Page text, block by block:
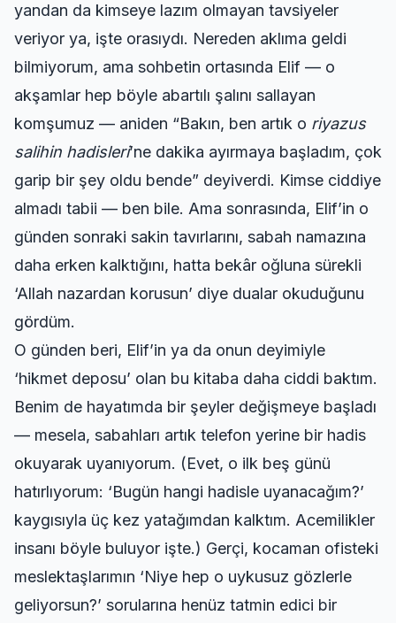
yandan da kimseye lazım olmayan tavsiyeler
veriyor ya, işte orasıydı. Nereden aklıma geldi
bilmiyorum, ama sohbetin ortasında Elif — o
akşamlar hep böyle abartılı şalını sallayan
komşumuz — aniden “Bakın, ben artık o riyazus
salihin hadisleri’ne dakika ayırmaya başladım, çok
garip bir şey oldu bende” deyiverdi. Kimse ciddiye
almadı tabii — ben bile. Ama sonrasında, Elif’in o
günden sonraki sakin tavırlarını, sabah namazına
daha erken kalktığını, hatta bekâr oğluna sürekli
‘Allah nazardan korusun’ diye dualar okuduğunu
gördüm.
O günden beri, Elif’in ya da onun deyimiyle
‘hikmet deposu’ olan bu kitaba daha ciddi baktım.
Benim de hayatımda bir şeyler değişmeye başladı
— mesela, sabahları artık telefon yerine bir hadis
okuyarak uyanıyorum. (Evet, o ilk beş günü
hatırlıyorum: ‘Bugün hangi hadisle uyanacağım?’
kaygısıyla üç kez yatağımdan kalktım. Acemilikler
insanı böyle buluyor işte.) Gerçi, kocaman ofisteki
meslektaşlarımın ‘Niye hep o uykusuz gözlerle
geliyorsun?’ sorularına henüz tatmin edici bir